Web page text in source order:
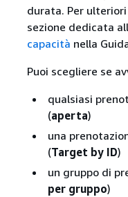
durata. Per
sezione dedicata
capacità nella
Puoi scegliere se
qualsiasi
(aperta)
una
(Target by ID)
un gruppo di
per gruppo)